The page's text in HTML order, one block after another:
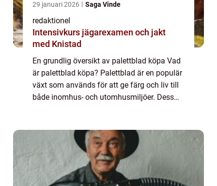
29 januari 2026 Saga Vinde
redaktionel
Intensivkurs jägarexamen och jakt
med Knistad
En grundlig översikt av palettblad köpa Vad
är palettblad köpa? Palettblad är en populär
växt som används för att ge färg och liv till
både inomhus- och utomhusmiljöer. Dess